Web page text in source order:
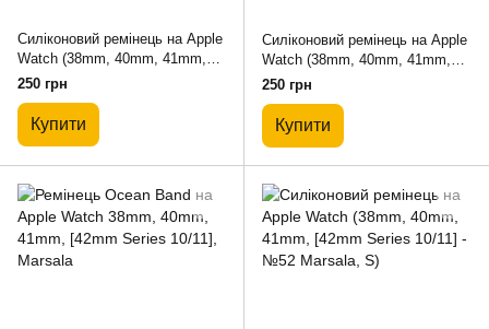
Силіконовий ремінець на Apple
Watch (38mm, 40mm, 41mm,
[42mm Series 10/11] - №50
250 грн
Купити
Силіконовий ремінець на Apple
Watch (38mm, 40mm, 41mm,
[42mm Series 10/11] - №13
250 грн
Купити